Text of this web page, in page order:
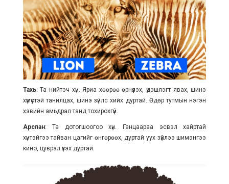
Тахь: Та нийтэч хүн. Яриа хөөрөө өрнүүлэх, үдэшлэгт явах, шинэ
хүмүүстэй танилцах, шинэ зүйлс хийх дуртай. Өдөр тутмын нэгэн
хэвийн амьдрал танд тохирохгүй.
Арслан: Та дотогшоогоо хүн. Ганцаараа эсвэл хайртай
хүнтэйгээ тайван цагийг өнгөрөөх, дуртай уух зүйлээ шимэнгээ
кино, цуврал үзэх дуртай.